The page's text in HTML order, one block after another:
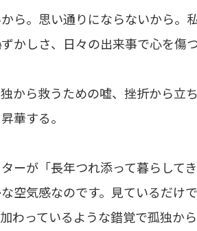
ら。思い通りにならないから。
かしさ、日々の出来事で心を傷
から救うための嘘、挫折から立
華する。
ーが「長年つれ添って暮らして
空気感なのです。見ているだけ
わっているような錯覚で孤独か